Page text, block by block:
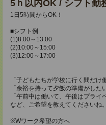
5ｈ以内OK / シフト勤
1日5時間からOK！
■シフト例
(1)8:00～13:00
(2)10:00～15:00
(3)12:00～17:00
「子どもたちが学校に行く間だけ
「余裕を持って夕飯の準備がしたい
「午前中は働いて、午後はプライ
など、ご希望を教えてくださいね。
※Wワーク希望の方へ